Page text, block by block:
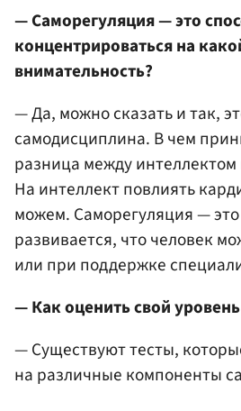
— Саморегуляция — это
концентрироваться на
внимательность?
— Да, можно сказать и так,
самодисциплина. В чем
разница между
На интеллект повлиять
можем. Саморегуляция — это
развивается, что человек
или при поддержке
— Как оценить свой
— Существуют тесты,
на различные компоненты